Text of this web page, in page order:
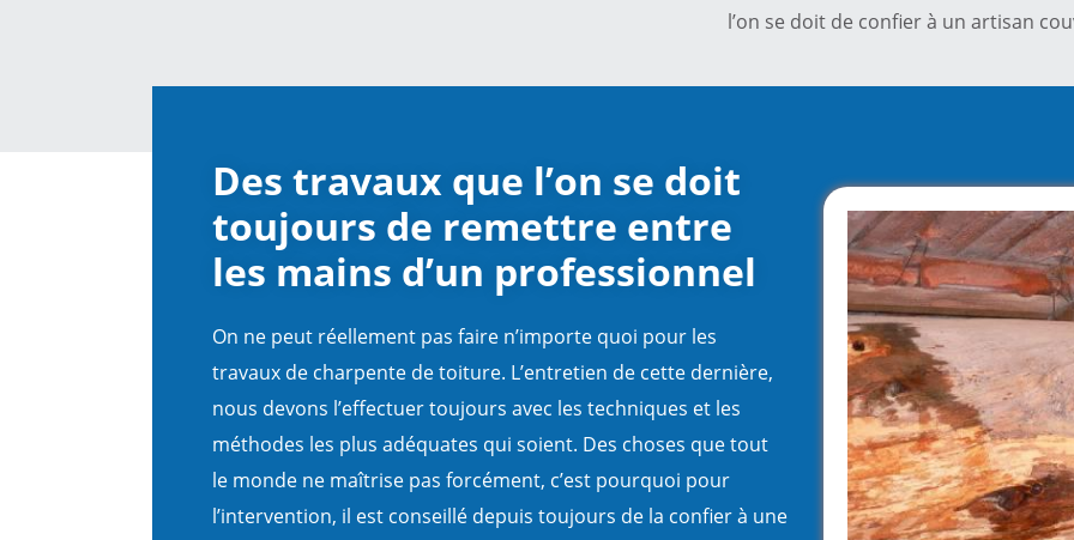
l’on se doit de confier à un artisan
Des travaux que l’on se doit
toujours de remettre entre
les mains d’un professionnel
On ne peut réellement pas faire n’importe quoi pour les
travaux de charpente de toiture. L’entretien de cette dernière,
nous devons l’effectuer toujours avec les techniques et les
méthodes les plus adéquates qui soient. Des choses que tout
le monde ne maîtrise pas forcément, c’est pourquoi pour
l’intervention, il est conseillé depuis toujours de la confier à une